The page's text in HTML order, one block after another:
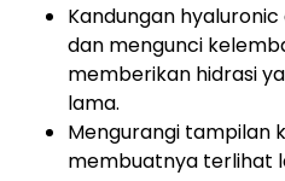
Kandungan
dan mengunci
memberikan hidrasi
lama.
Mengurangi tampilan
membuatnya terlihat